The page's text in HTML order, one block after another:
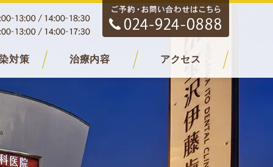
対策 治療内容 アクセス